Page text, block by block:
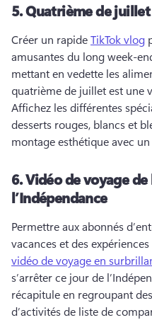
5.Quatrième de
Créer un rapide TikTok vlog
amusantes du long week-
mettant en vedette les
Affichez les différentes
desserts rouges, blancs et
montage esthétique avec un
6.Vidéo de voyage
l’Indépendance
Permettre aux abonnés
vacances et des
vidéo de voyage en
s’arrêter ce jour de
récapitule en regroupant
d’activités de liste de